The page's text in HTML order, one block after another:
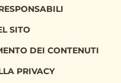
SITO
DEI CONTENUTI
PRIVACY